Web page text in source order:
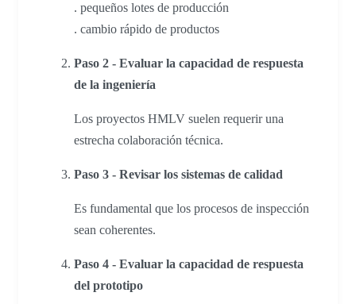
. pequeños lotes de producción
. cambio rápido de productos
Paso 2 - Evaluar la capacidad de respuesta
de la ingeniería
Los proyectos HMLV suelen requerir una
estrecha colaboración técnica.
Paso 3 - Revisar los sistemas de calidad
Es fundamental que los procesos de inspección
sean coherentes.
Paso 4 - Evaluar la capacidad de respuesta
del prototipo